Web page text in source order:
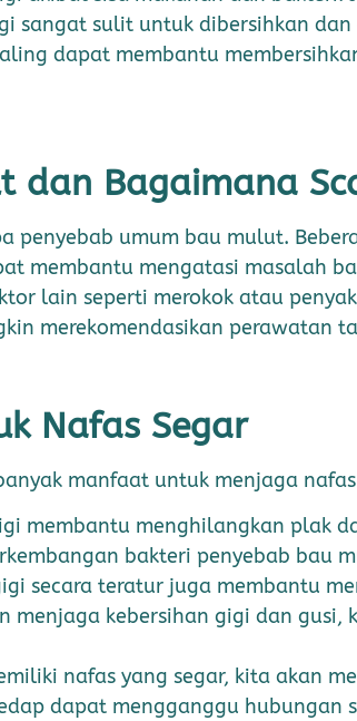
sangat sulit untuk dibersihkan
dapat membantu
dan Bagaimana
penyebab umum bau mulut.
membantu mengatasi masalah
lain seperti merokok atau
merekomendasikan perawatan
Nafas Segar
manfaat untuk menjaga
membantu menghilangkan plak
bakteri penyebab bau
secara teratur juga membantu
menjaga kebersihan gigi dan
nafas yang segar, kita akan
dapat mengganggu hubungan